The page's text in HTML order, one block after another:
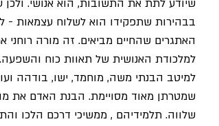
שיודע לתת את התשובות, הוא אנושי. ולכן
בבהירות שתפקידו הוא לשלוח עצמאות -
האתגרים שהחיים מביאים. זה מורה
למלכודת האנושית של תאוות כוח והשפעה.
למיטב הבנתי משה, מוחמד, ישו, בודהה
שמטרתן מאוד מסויימת. הבנת האדם את
שלווה. תלמידיהם , ממשיכי דרכם הלכו